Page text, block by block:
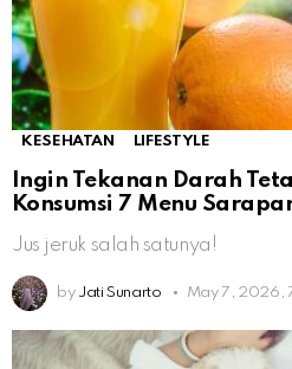
KESEHATAN LIFESTYLE
Ingin Tekanan Darah
Konsumsi 7 Menu
Jus jeruk salah satunya!
by Jati Sunarto May 7, 2026,